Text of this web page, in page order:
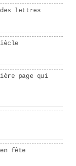
lettres
page qui
fête